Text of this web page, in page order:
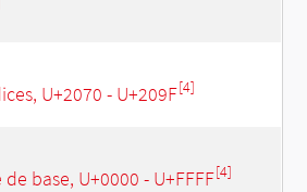
U+2070 - U+209F[4]
base, U+0000 - U+FFFF[4]